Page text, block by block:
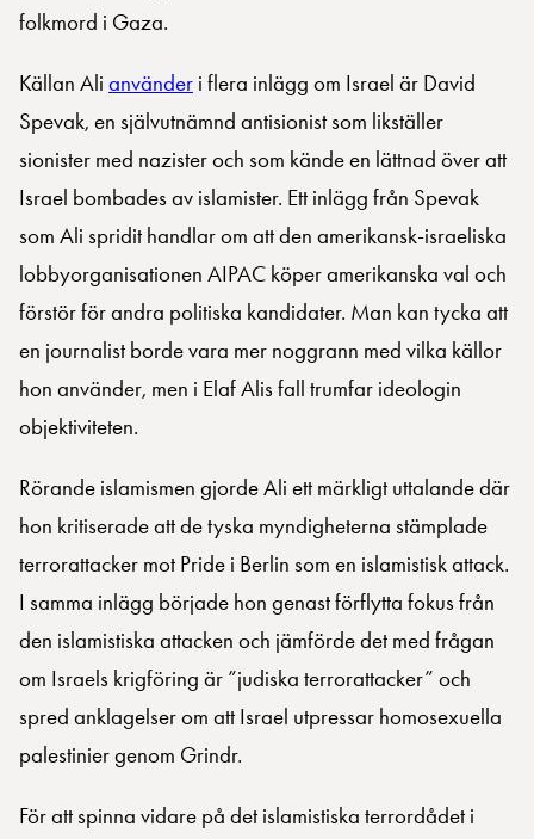
folkmord i Gaza.
Källan Ali använder i flera inlägg om Israel är David
Spevak, en självutnämnd antisionist som likställer
sionister med nazister och som kände en lättnad över att
Israel bombades av islamister. Ett inlägg från Spevak
som Ali spridit handlar om att den amerikansk-israeliska
lobbyorganisationen AIPAC köper amerikanska val och
förstör för andra politiska kandidater. Man kan tycka att
en journalist borde vara mer noggrann med vilka källor
hon använder, men i Elaf Alis fall trumfar ideologin
objektiviteten.
Rörande islamismen gjorde Ali ett märkligt uttalande där
hon kritiserade att de tyska myndigheterna stämplade
terrorattacker mot Pride i Berlin som en islamistisk attack.
I samma inlägg började hon genast förflytta fokus från
den islamistiska attacken och jämförde det med frågan
om Israels krigföring är ”judiska terrorattacker” och
spred anklagelser om att Israel utpressar homosexuella
palestinier genom Grindr.
För att spinna vidare på det islamistiska terrordådet i